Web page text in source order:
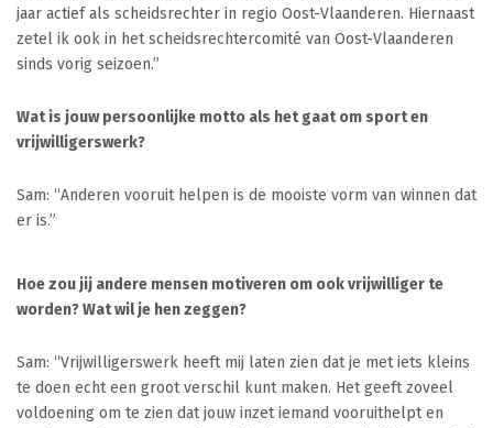
jaar actief als scheidsrechter in regio Oost-Vlaanderen. Hiernaast
zetel ik ook in het scheidsrechtercomité van Oost-Vlaanderen
sinds vorig seizoen.”
Wat is jouw persoonlijke motto als het gaat om sport en
vrijwilligerswerk?
Sam: “Anderen vooruit helpen is de mooiste vorm van winnen dat
er is.”
Hoe zou jij andere mensen motiveren om ook vrijwilliger te
worden? Wat wil je hen zeggen?
Sam: “Vrijwilligerswerk heeft mij laten zien dat je met iets kleins
te doen echt een groot verschil kunt maken. Het geeft zoveel
voldoening om te zien dat jouw inzet iemand vooruithelpt en